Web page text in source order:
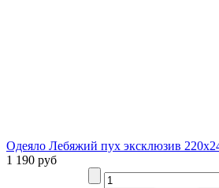
Одеяло Лебяжий пух эксклюзив
1 190 руб